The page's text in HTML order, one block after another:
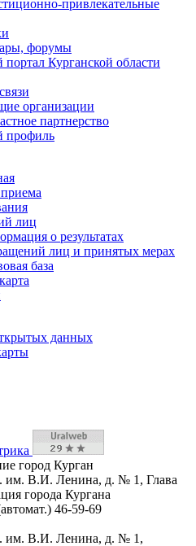
привлекательные
форумы
Курганской области
организации
партнерство
профиль
лиц
о результатах
лиц и принятых мерах
база
данных
город Курган
им. В.И. Ленина, д. № 1, Глава
города Кургана
46-59-69
им. В.И. Ленина, д. № 1,